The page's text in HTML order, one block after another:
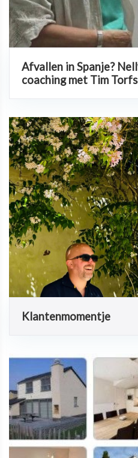
Afvallen in Spanje?
coaching met Tim
Klantenmomentje